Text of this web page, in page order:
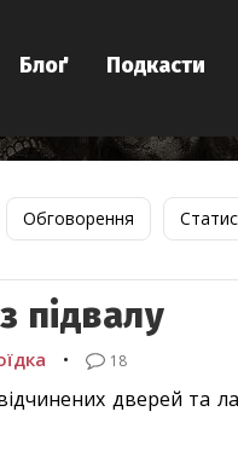
Блоґ Подкасти
Обговорення
підвалу
• 18
дверей та